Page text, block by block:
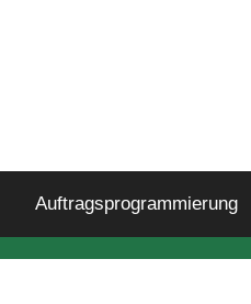
Auftragsprogrammierung